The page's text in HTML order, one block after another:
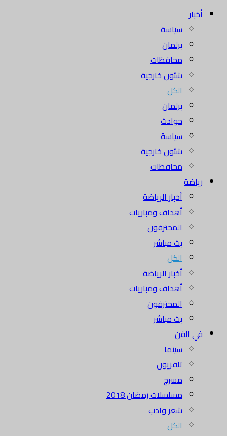
أخبار
سياسة
برلمان
محافظات
شئون خارجية
الكل
برلمان
حوادث
سياسة
شئون خارجية
محافظات
رياضة
أخبار الرياضة
أهداف ومباريات
المحترفون
بث مباشر
الكل
أخبار الرياضة
أهداف ومباريات
المحترفون
بث مباشر
في الفن
سينما
تلفزيون
مسرح
مسلسلات رمضان 2018
شعر وادب
الكل